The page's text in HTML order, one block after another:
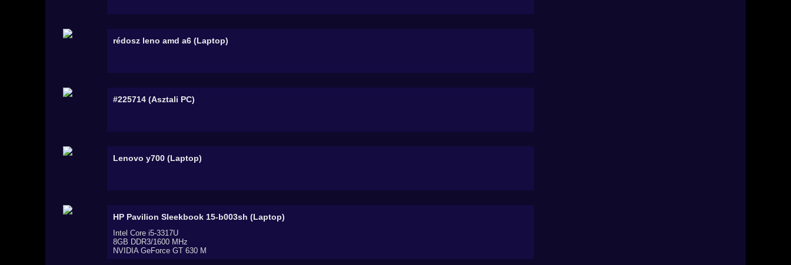
rédosz leno amd a6 (Laptop)
#225714 (Asztali PC)
Lenovo y700 (Laptop)
HP Pavilion Sleekbook 15-b003sh (Laptop)
Intel Core i5-3317U
8GB DDR3/1600 MHz
NVIDIA GeForce GT 630 M